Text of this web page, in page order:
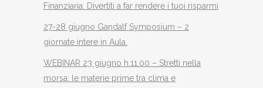
Finanziaria: Divertiti a far rendere i tuoi risparmi
27-28 giugno Gandalf Symposium – 2
giornate intere in Aula.
WEBINAR 23 giugno h.11.00 – Stretti nella
morsa: le materie prime tra clima e